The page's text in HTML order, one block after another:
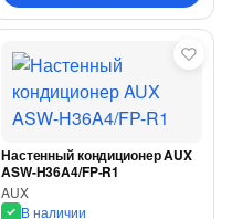
Настенный кондиционер AUX
ASW-H36A4/FP-R1
AUX
В наличии